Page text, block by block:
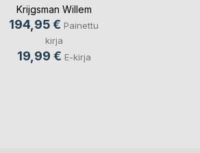
Krijgsman Willem
194,95 € Painettu
kirja
19,99 € E-kirja